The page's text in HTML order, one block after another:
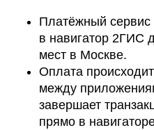
Платёжный
в навигатор 2ГИС
мест в Москве.
Оплата
между
завершает
прямо в